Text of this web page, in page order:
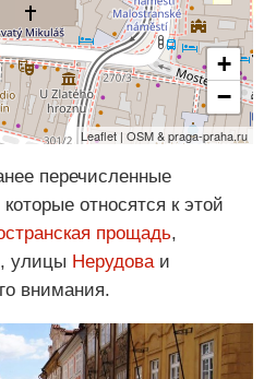
+
−
Leaflet | OSM & praga-praha.ru
перечисленные
относятся к этой
прощадь,
, улицы Нерудоваи
внимания.